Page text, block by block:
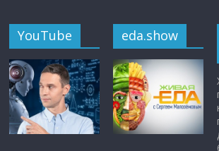
YouTube eda.show